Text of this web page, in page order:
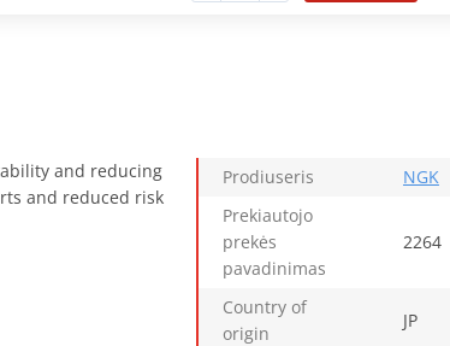
and reducing
and reduced risk
Prodiuseris
NGK
Prekiautojo
prekės
pavadinimas
2264
Country of
origin
JP